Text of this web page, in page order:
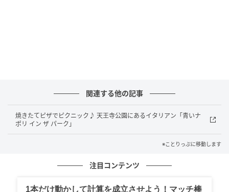
外の景色とゆるやかにつながる開放的なテラス席、そ
の奥には吹き抜けのテーブル席、2階席もあり、客席は
関連する他の記事
焼きたてピザでピクニック♪ 天王寺公園にあるイタリアン「青いナ
ポリ イン ザ パーク」
※ことりっぷに移動します
注目コンテンツ
1本だけ動かして計算を成立させよう！マッチ棒